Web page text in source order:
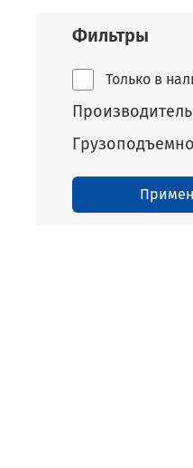
Фильтры
Только в
Производитель